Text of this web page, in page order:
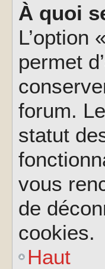
À quoi
L’option
permet
forum.
statut
vous
de
cookies.
Haut